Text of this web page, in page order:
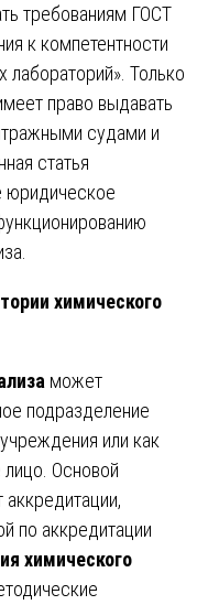
требованиям ГОСТ
к компетентности
лабораторий». Только
право выдавать
судами и
статья
юридическое
химического
может
подразделение
или как
Основой
аккредитации,
по аккредитации
химического